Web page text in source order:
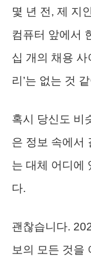
몇 년 전, 제 지
컴퓨터 앞에서
십 개의 채용 사
리’는 없는 것
혹시 당신도 비
은 정보 속에서
는 대체 어디에
다.
괜찮습니다.
보의 모든 것을